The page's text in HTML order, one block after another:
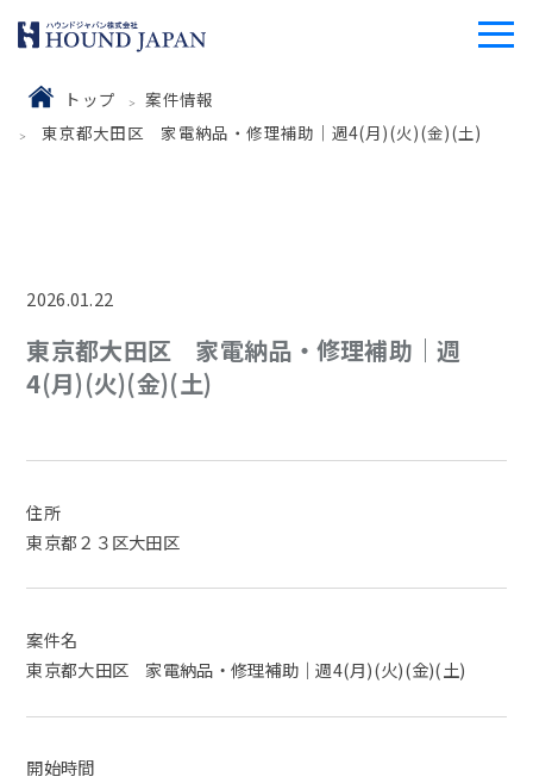
トップ
案件情報
東京都大田区 家電納品・修理補助｜週4(月)(火)(金)(土)
2026.01.22
東京都大田区 家電納品・修理補助｜週
4(月)(火)(金)(土)
住所
東京都２３区大田区
案件名
東京都大田区 家電納品・修理補助｜週4(月)(火)(金)(土)
開始時間